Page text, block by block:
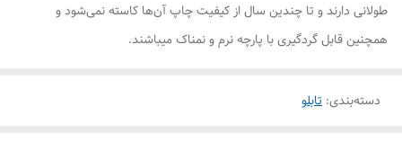
طولانی دارند و تا چندین سال از کیفیت چاپ آن‌ها کاسته نمی‌شود و
همچنین قابل گردگیری با پارچه نرم و نمناک میباشند.
دسته‌بندی: تابلو